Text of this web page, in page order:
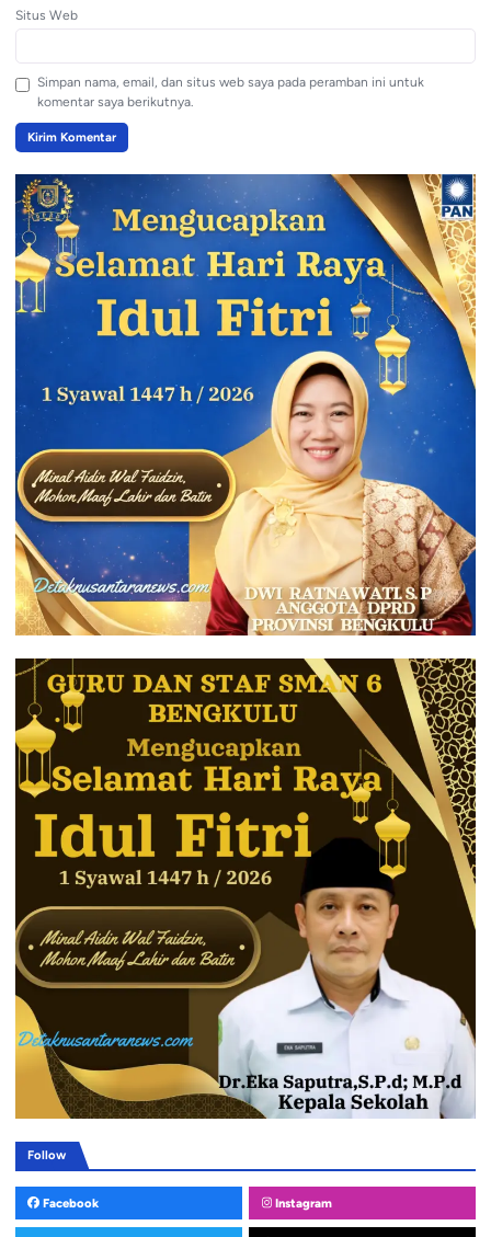
Situs Web
Simpan nama, email, dan situs web saya pada peramban ini untuk
komentar saya berikutnya.
Follow
Facebook Instagram